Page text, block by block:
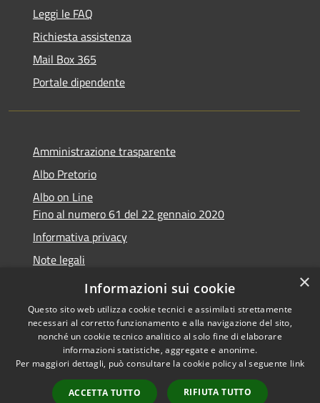
Leggi le FAQ
Richiesta assistenza
Mail Box 365
Portale dipendente
Amministrazione trasparente
Albo Pretorio
Albo on Line
Fino al numero 61 del 22 gennaio 2020
Informativa privacy
Note legali
Dichiarazione di accessibilità
Accessibilità
Copyright © 2026 • Comune di
Marsciano • Powered by
Municipium•
Accesso
×
Informazioni sui cookie
Questo sito web utilizza cookie tecnici e assimilati strettamente
necessari al corretto funzionamento e alla navigazione del sito,
nonché un cookie tecnico analitico al solo fine di elaborare
informazioni statistiche, aggregate e anonime.
Per maggiori dettagli, può consultare la cookie policy al seguente link
ACCETTA TUTTO RIFIUTA TUTTO